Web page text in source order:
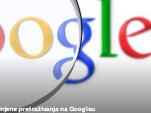
pretraživanja na Googleu